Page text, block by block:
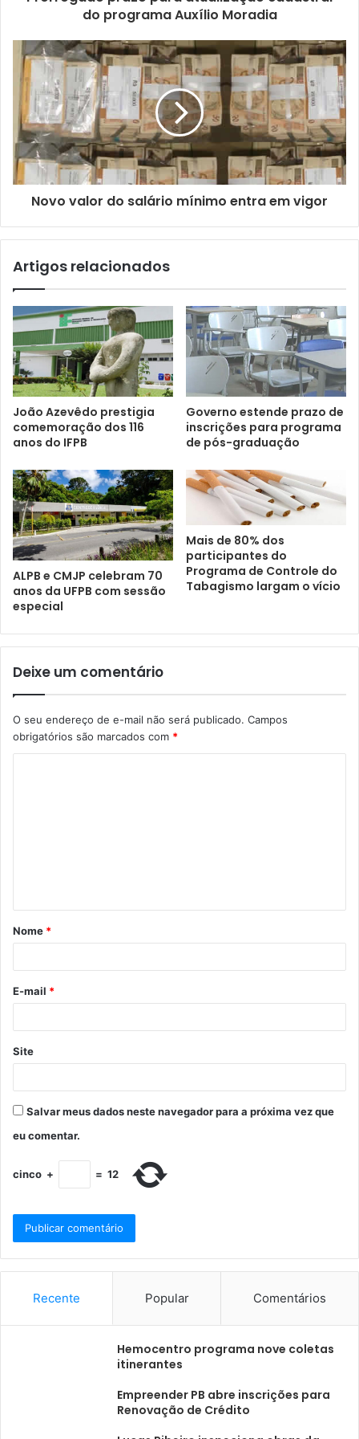
m
do programa Auxílio Moradia
Novo valor do salário mínimo entra em vigor
Artigos relacionados
João Azevêdo prestigia
comemoração dos 116
anos do IFPB
Governo estende prazo de
inscrições para programa
de pós-graduação
ALPB e CMJP celebram 70
anos da UFPB com sessão
especial
Mais de 80% dos
participantes do
Programa de Controle do
Tabagismo largam o vício
Deixe um comentário
O seu endereço de e-mail não será publicado. Campos
obrigatórios são marcados com *
Nome *
E-mail *
Site
Salvar meus dados neste navegador para a próxima vez que
eu comentar.
cinco + = 12
Recente Popular Comentários
Hemocentro programa nove coletas
itinerantes
Empreender PB abre inscrições para
Renovação de Crédito